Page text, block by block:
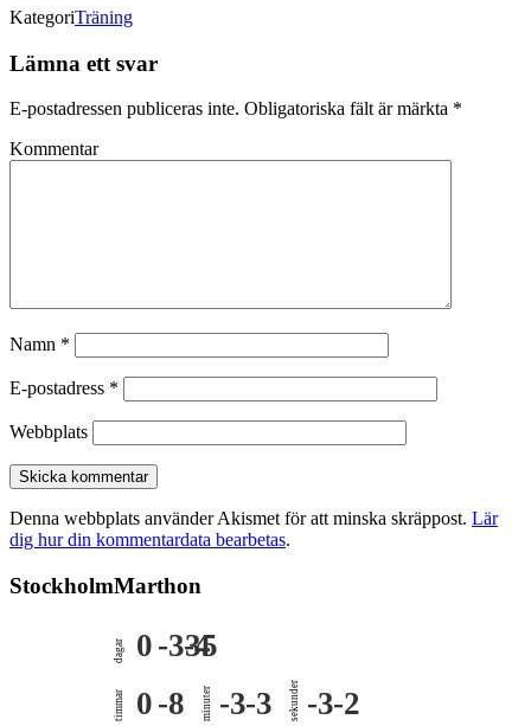
KategoriTräning
Lämna ett svar
E-postadressen publiceras inte. Obligatoriska fält är märkta *
Kommentar
Namn *
E-postadress *
Webbplats
Denna webbplats använder Akismet för att minska skräppost. Lär
dig hur din kommentardata bearbetas.
StockholmMarthon
dagar 0 -335
-4
timmar 0 -8 minuter -3-3 sekunder -3-2